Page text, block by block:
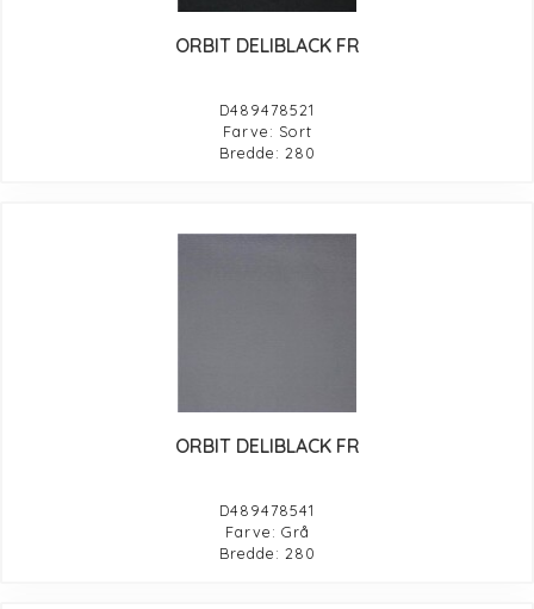
ORBIT DELIBLACK FR
D489478521
Farve: Sort
Bredde: 280
ORBIT DELIBLACK FR
D489478541
Farve: Grå
Bredde: 280